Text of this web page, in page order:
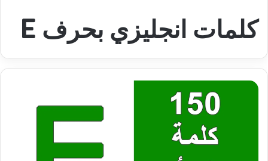
كلمات انجليزي بحرف E